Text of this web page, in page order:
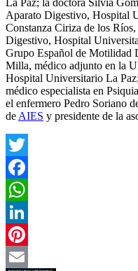
Aparato Digestivo, Hospital
Constanza Ciriza de los
Digestivo, Hospital
Grupo Español de Motilidad
Milla, médico adjunto en la
Hospital Universitario La
médico especialista en
el enfermero Pedro Soriano
de AIES y presidente de la
Twitter
Facebook
WhatsApp
LinkedIn
Pinterest